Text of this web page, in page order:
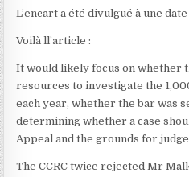
L’encart a été divulgué à une
Voilà ll’article :
It would likely focus on whether
resources to investigate the
each year, whether the bar was
determining whether a case
Appeal and the grounds for
The CCRC twice rejected Mr